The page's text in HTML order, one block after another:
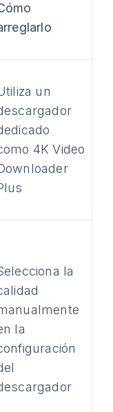
un
4K Video
la
la